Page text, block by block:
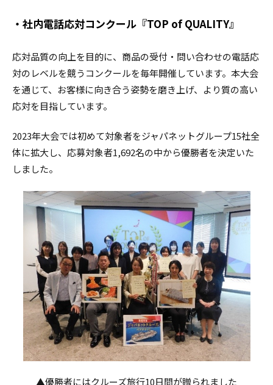
・社内電話応対コンクール『TOP of QUALITY』
応対品質の向上を目的に、商品の受付・問い合わせの電話応
対のレベルを競うコンクールを毎年開催しています。本大会
を通じて、お客様に向き合う姿勢を磨き上げ、より質の高い
応対を目指しています。
2023年大会では初めて対象者をジャパネットグループ15社全
体に拡大し、応募対象者1,692名の中から優勝者を決定いた
しました。
▲優勝者にはクルーズ旅行10日間が贈られました